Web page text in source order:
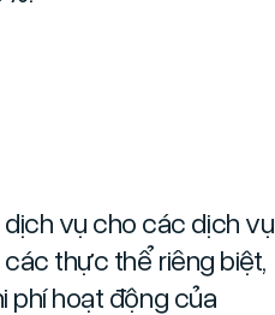
vụ cho các dịch vụ
thực thể riêng biệt,
phí hoạt động của